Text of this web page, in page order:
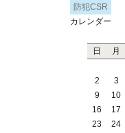
防犯CSR
カレンダー
日
月
2
3
9
10
16
17
23
24